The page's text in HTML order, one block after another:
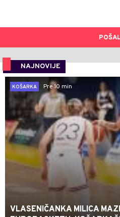
NAJNOVIJE
KOŠARKA
Pre 10 min
VLASENIČANKA MILICA